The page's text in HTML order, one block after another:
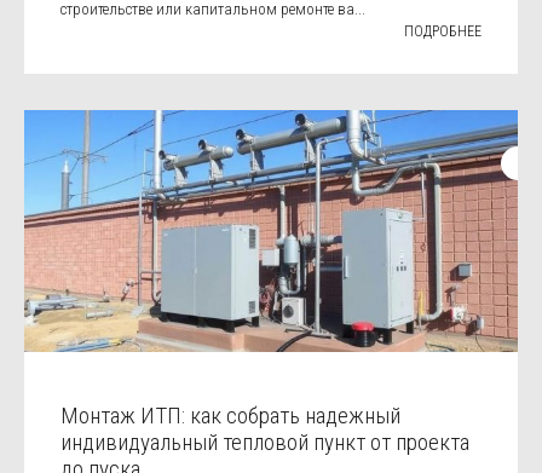
строительстве или капитальном ремонте ва...
ПОДРОБНЕЕ
Монтаж ИТП: как собрать надежный
индивидуальный тепловой пункт от проекта